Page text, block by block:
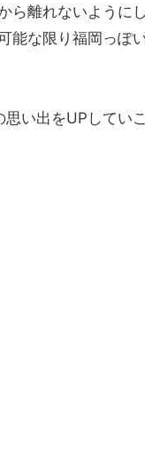
ら離れないように
能な限り福岡っぽ
い出をUPしてい